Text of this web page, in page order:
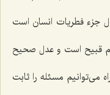
جزء فطریات انسان است
قبیح است و عدل صحیح
مسئله را ثابت